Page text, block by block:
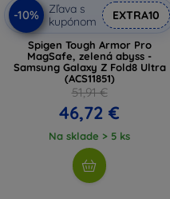
-10%
Zľava s
kupónom
EXTRA10
Spigen Tough Armor Pro
MagSafe, zelená abyss -
Samsung Galaxy Z Fold8 Ultra
(ACS11851)
51,91 €
46,72 €
Na sklade > 5 ks